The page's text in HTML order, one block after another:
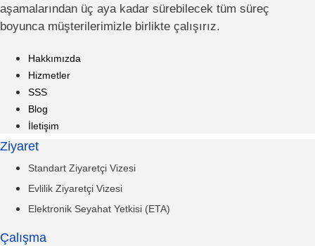
aşamalarından üç aya kadar sürebilecek tüm süreç
boyunca müşterilerimizle birlikte çalışırız.
Hakkımızda
Hizmetler
SSS
Blog
İletişim
Ziyaret
Standart Ziyaretçi Vizesi
Evlilik Ziyaretçi Vizesi
Elektronik Seyahat Yetkisi (ETA)
Çalışma